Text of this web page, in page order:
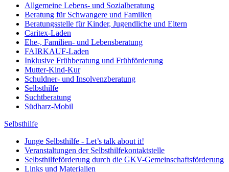
Allgemeine Lebens- und Sozialberatung
Beratung für Schwangere und Familien
Beratungsstelle für Kinder, Jugendliche und Eltern
Caritex-Laden
Ehe-, Familien- und Lebensberatung
FAIRKAUF-Laden
Inklusive Frühberatung und Frühförderung
Mutter-Kind-Kur
Schuldner- und Insolvenzberatung
Selbsthilfe
Suchtberatung
Südharz-Mobil
Selbsthilfe
Junge Selbsthilfe - Let’s talk about it!
Veranstaltungen der Selbsthilfekontaktstelle
Selbsthilfeförderung durch die GKV-Gemeinschaftsförderung
Links und Materialien